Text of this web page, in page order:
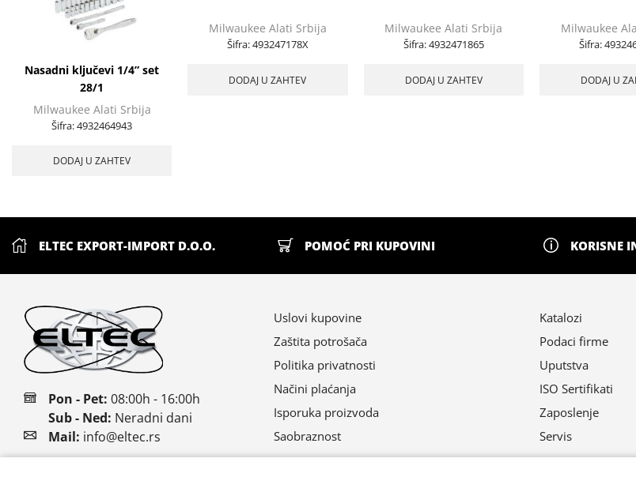
Nasadni ključevi 1/4” set
28/1
Milwaukee Alati Srbija
Šifra:4932464943
DODAJ U ZAHTEV
Milwaukee Alati Srbija
Šifra:493247178X
DODAJ U ZAHTEV
Milwaukee Alati Srbija
Šifra:4932471865
DODAJ U ZAHTEV
Milwaukee
Šifra:
DODAJ U
ELTEC EXPORT-IMPORT D.O.O. POMOĆ PRI KUPOVINI KORISNE
Pon - Pet: 08:00h - 16:00h
Sub - Ned: Neradni dani
Mail: info@eltec.rs
Uslovi kupovine
Zaštita potrošača
Politika privatnosti
Načini plaćanja
Isporuka proizvoda
Saobraznost
Katalozi
Podaci firme
Uputstva
ISO Sertifikati
Zaposlenje
Servis